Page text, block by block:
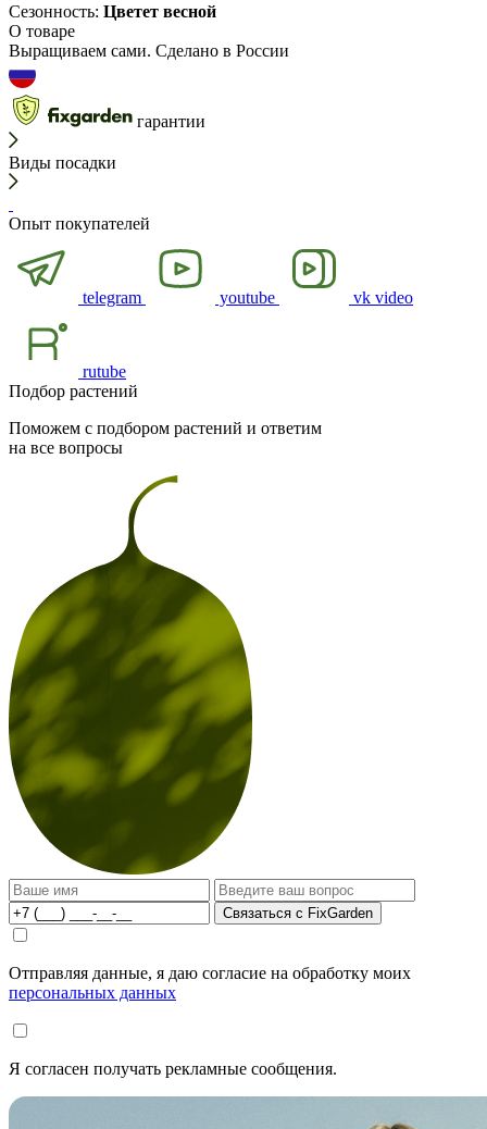
Сезонность: Цветет весной
О товаре
Выращиваем сами. Сделано в России
гарантии
Виды посадки
Опыт покупателей
telegram youtube vk video
rutube
Подбор растений
Поможем с подбором растений и ответим
на все вопросы
Связаться с FixGarden
Отправляя данные, я даю согласие на обработку моих
персональных данных
Я согласен получать рекламные сообщения.